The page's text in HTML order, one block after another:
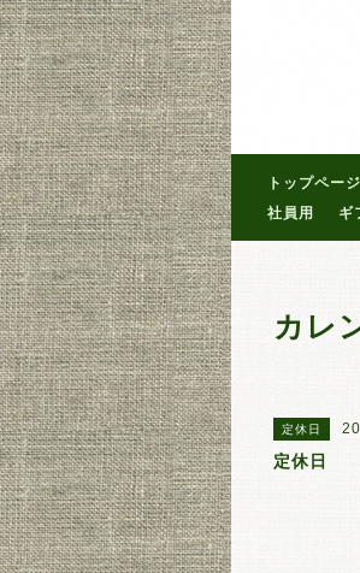
トップページ
社員用
ギ
カレ
定休日
定休日